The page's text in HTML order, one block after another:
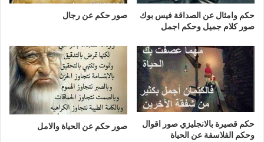
حكم وامثال عن الصداقة فيس بوك
صور كلام جميل وحكم اجمل
صور حكم عن رجال
حكم قصيرة بالانجليزي صور اقوال
وحكم الفلاسفة عن الحياة
صور حكم عن الحياة والامل